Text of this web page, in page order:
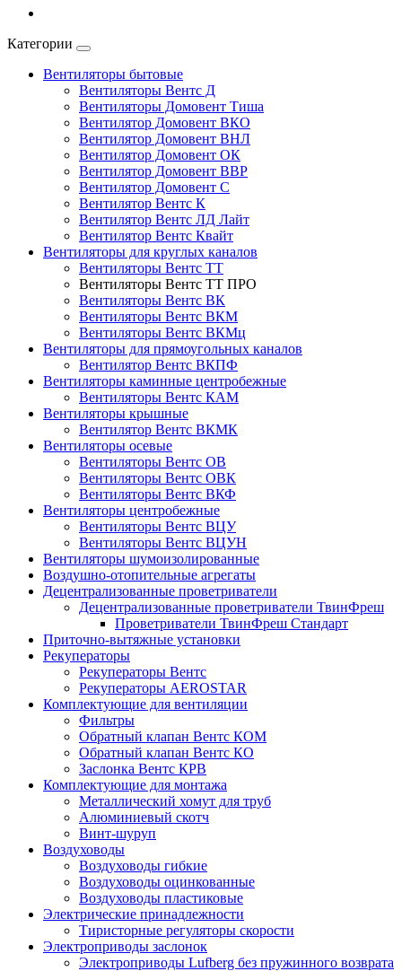
Категории
Вентиляторы бытовые
Вентиляторы Вентс Д
Вентиляторы Домовент Тиша
Вентилятор Домовент ВКО
Вентилятор Домовент ВНЛ
Вентилятор Домовент ОК
Вентилятор Домовент ВВР
Вентилятор Домовент С
Вентилятор Вентс К
Вентилятор Вентс ЛД Лайт
Вентилятор Вентс Квайт
Вентиляторы для круглых каналов
Вентиляторы Вентс ТТ
Вентиляторы Вентс ТТ ПРО
Вентиляторы Вентс ВК
Вентиляторы Вентс ВКМ
Вентиляторы Вентс ВКМц
Вентиляторы для прямоугольных каналов
Вентилятор Вентс ВКПФ
Вентиляторы каминные центробежные
Вентиляторы Вентс КАМ
Вентиляторы крышные
Вентилятор Вентс ВКМК
Вентиляторы осевые
Вентиляторы Вентс ОВ
Вентиляторы Вентс ОВК
Вентиляторы Вентс ВКФ
Вентиляторы центробежные
Вентиляторы Вентс ВЦУ
Вентиляторы Вентс ВЦУН
Вентиляторы шумоизолированные
Воздушно-отопительные агрегаты
Децентрализованные проветриватели
Децентрализованные проветриватели ТвинФреш
Проветриватели ТвинФреш Стандарт
Приточно-вытяжные установки
Рекуператоры
Рекуператоры Вентс
Рекуператоры AEROSTAR
Комплектующие для вентиляции
Фильтры
Обратный клапан Вентс КОМ
Обратный клапан Вентс КО
Заслонка Вентс КРВ
Комплектующие для монтажа
Металлический хомут для труб
Алюминиевый скотч
Винт-шуруп
Воздуховоды
Воздуховоды гибкие
Воздуховоды оцинкованные
Воздуховоды пластиковые
Электрические принадлежности
Тиристорные регуляторы скорости
Электроприводы заслонок
Электроприводы Lufberg без пружинного возврата